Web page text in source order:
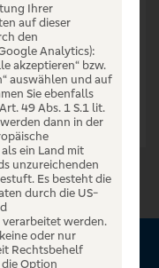
Ihrer
auf dieser
den
Analytics):
akzeptieren“ bzw.
auswählen und auf
Sie ebenfalls
49 Abs. 1 S.1 lit.
dann in der
ein Land mit
unzureichenden
Es besteht die
durch die US-
werden.
oder nur
Rechtsbehelf
Option